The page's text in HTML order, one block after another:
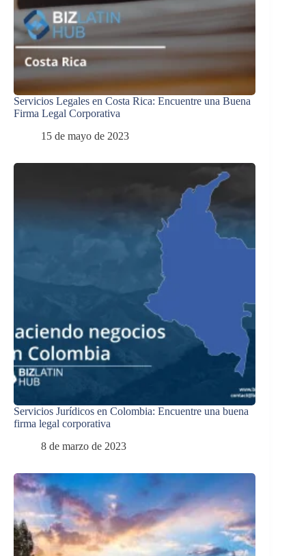
Servicios Legales en Costa Rica: Encuentre una Buena
Firma Legal Corporativa
15 de mayo de 2023
Servicios Jurídicos en Colombia: Encuentre una buena
firma legal corporativa
8 de marzo de 2023